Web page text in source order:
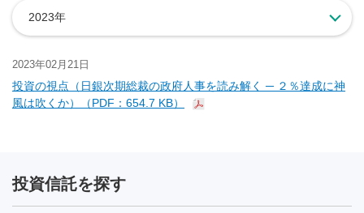
2023年
2023年02月21日
投資の視点（日銀次期総裁の政府人事を読み解く ─ ２％達成に神
風は吹くか）（PDF：654.7 KB）
投資信託を探す